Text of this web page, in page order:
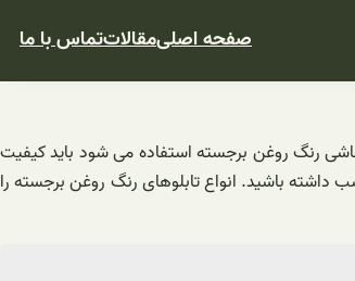
صفحه اصلیمقالاتتماس با ما
رنگ روغن برجسته استفاده می شود باید کیفیت
باشید. انواع تابلوهای رنگ روغن برجسته را